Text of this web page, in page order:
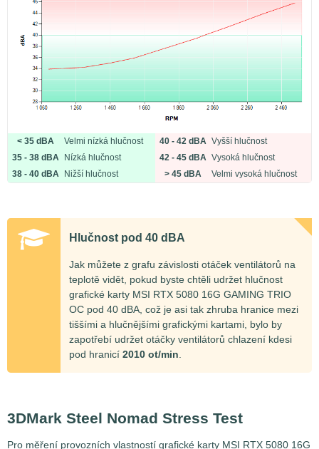
< 35 dBA Velmi nízká hlučnost 40 - 42 dBA Vyšší hlučnost
35 - 38 dBA
Nízká hlučnost 42 - 45 dBA Vysoká hlučnost
38 - 40 dBA
Nižší hlučnost > 45 dBA Velmi vysoká hlučnost
Hlučnost pod 40 dBA
Jak můžete z grafu závislosti otáček ventilátorů na
teplotě vidět, pokud byste chtěli udržet hlučnost
grafické karty MSI RTX 5080 16G GAMING TRIO
OC pod 40 dBA, což je asi tak zhruba hranice mezi
tiššími a hlučnějšími grafickými kartami, bylo by
zapotřebí udržet otáčky ventilátorů chlazení kdesi
pod hranicí 2010 ot/min
3DMark Steel Nomad Stress Test
Pro měření provozních vlastností grafické karty MSI RTX 5080 16G